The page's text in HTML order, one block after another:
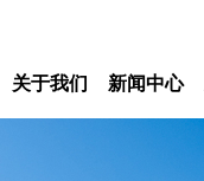
关于我们 新闻中心